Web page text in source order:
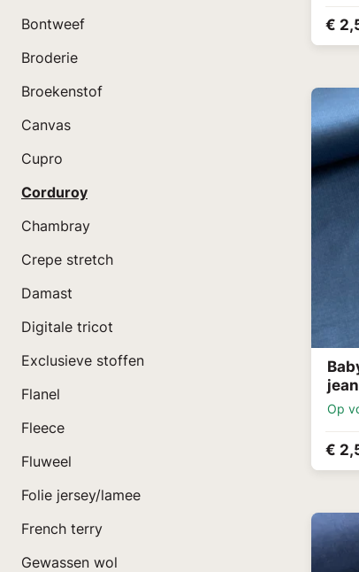
Bontweef
Broderie
Broekenstof
Canvas
Cupro
Corduroy
Chambray
Crepe stretch
Damast
Digitale tricot
Exclusieve stoffen
Flanel
Fleece
Fluweel
Folie jersey/lamee
French terry
Gewassen wol
€
Op
€